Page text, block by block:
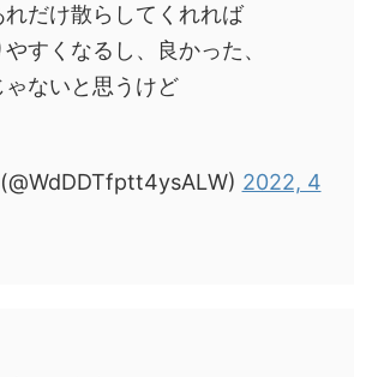
だけ散らしてくれれば
すくなるし、良かった、
ゃないと思うけど
(@WdDDTfptt4ysALW) 2022, 4